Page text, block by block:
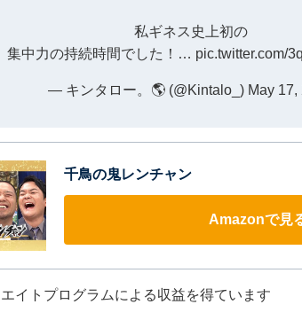
私ギネス史上初の
集中力の持続時間でした！… pic.twitter.com/
— キンタロー。🌎 (@Kintalo_) May 17,
千鳥の鬼レンチャン
Amazonで見
イトプログラムによる収益を得ています